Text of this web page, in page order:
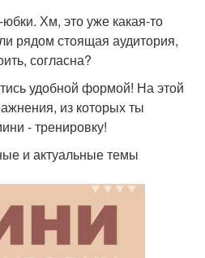
Хм, это уже какая-то
рядом стоящая аудитория,
согласна?
удобной формой! На этой
из которых ты
- тренировку!
и актуальные темы